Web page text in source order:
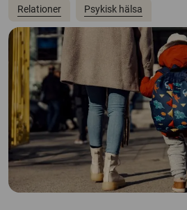
Relationer Psykisk hälsa